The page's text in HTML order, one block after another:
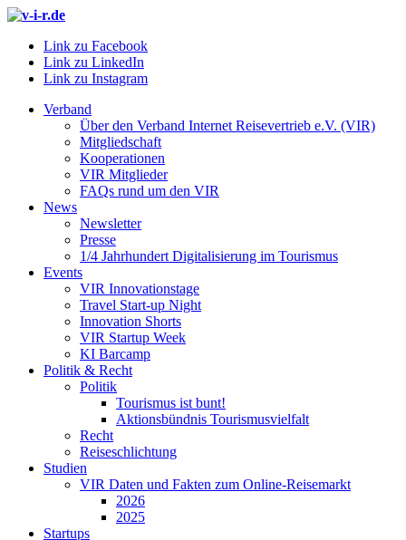
Link zu Facebook
Link zu LinkedIn
Link zu Instagram
Verband
Über den Verband Internet Reisevertrieb e.V. (VIR)
Mitgliedschaft
Kooperationen
VIR Mitglieder
FAQs rund um den VIR
News
Newsletter
Presse
1/4 Jahrhundert Digitalisierung im Tourismus
Events
VIR Innovationstage
Travel Start-up Night
Innovation Shorts
VIR Startup Week
KI Barcamp
Politik & Recht
Politik
Tourismus ist bunt!
Aktionsbündnis Tourismusvielfalt
Recht
Reiseschlichtung
Studien
VIR Daten und Fakten zum Online-Reisemarkt
2026
2025
Startups